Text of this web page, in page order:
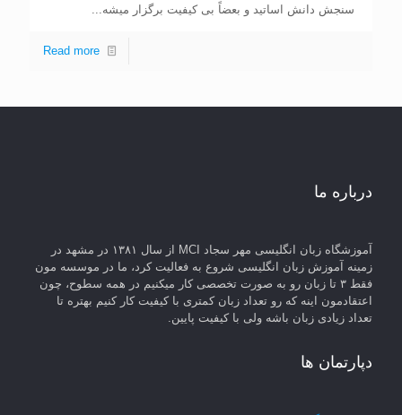
سنجش دانش اساتید و بعضاً بی کیفیت برگزار میشه...
Read more
درباره ما
آموزشگاه زبان انگلیسی مهر سجاد MCI از سال ۱۳۸۱ در مشهد در
زمینه آموزش زبان انگلیسی شروع به فعالیت کرد، ما در موسسه مون
فقط ۳ تا زبان رو به صورت تخصصی کار میکنیم در همه سطوح، چون
اعتقادمون اینه که رو تعداد زبان کمتری با کیفیت کار کنیم بهتره تا
تعداد زیادی زبان باشه ولی با کیفیت پایین.
دپارتمان ها